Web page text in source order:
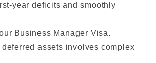
year deficits and smoothly
Business Manager Visa.
assets involves complex